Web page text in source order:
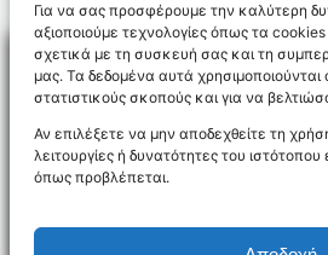
Για να σας προσφέρουμε την καλύτερη
αξιοποιούμε τεχνολογίες όπως τα
σχετικά με τη συσκευή σας και τη
μας. Τα δεδομένα αυτά χρησιμοποιούνται
στατιστικούς σκοπούς και για να
Αν επιλέξετε να μην αποδεχθείτε τη
λειτουργίες ή δυνατότητες του
όπως προβλέπεται.